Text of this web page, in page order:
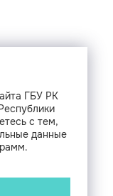
ГБУ РК
с тем,
данные